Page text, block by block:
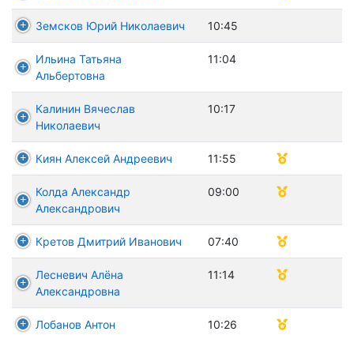
Земсков Юрий Николаевич 10:45
Ильина Татьяна
Альбертовна
11:04
Калинин Вячеслав
Николаевич
10:17
Киян Алексей Андреевич 11:55
Колда Александр
Александрович
09:00
Кретов Дмитрий Иванович 07:40
Лесневич Алёна
Александровна
11:14
Лобанов Антон 10:26